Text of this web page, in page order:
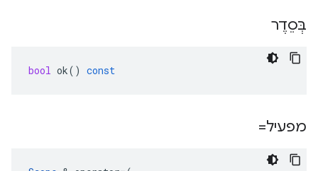
בְּסֵדֶר
bool ok() const
מפעיל=